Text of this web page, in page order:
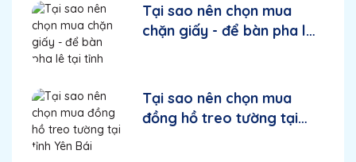
Tại sao nên chọn mua
chặn giấy - để bàn pha lê
Tại sao nên chọn mua
đồng hồ treo tường tại